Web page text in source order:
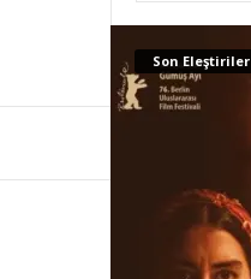
Son Eleştiriler